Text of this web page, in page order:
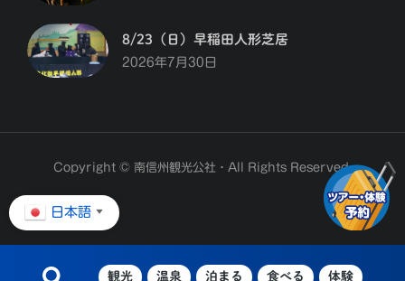
8/23（日）早稲田人形芝居
2026年7月30日
Copyright © 南信州観光公社・All Rights Reserved.
日本語 ▼
観光 温泉 泊まる 食べる 体験